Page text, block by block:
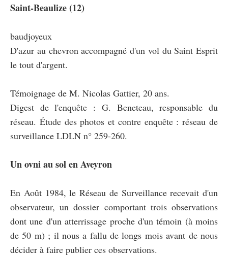
Saint-Beaulize (12)
baudjoyeux
D'azur au chevron accompagné d'un vol du Saint Esprit
le tout d'argent.
Témoignage de M. Nicolas Gattier, 20 ans.
Digest de l'enquête : G. Beneteau, responsable du
réseau. Étude des photos et contre enquête : réseau de
surveillance LDLN n° 259-260.
Un ovni au sol en Aveyron
En Août 1984, le Réseau de Surveillance recevait d'un
observateur, un dossier comportant trois observations
dont une d'un atterrissage proche d'un témoin (à moins
de 50 m) ; il nous a fallu de longs mois avant de nous
décider à faire publier ces observations.